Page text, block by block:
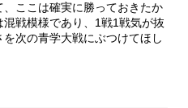
ここは確実に勝っておきたか
戦模様であり、1戦1戦気が抜
次の青学大戦にぶつけてほし